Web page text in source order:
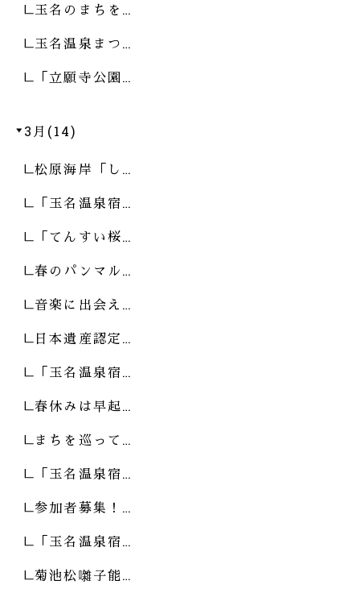
玉名のまちを…
玉名温泉まつ…
「立願寺公園…
3月(14)
松原海岸「し…
「玉名温泉宿…
「てんすい桜…
春のパンマル…
音楽に出会え…
日本遺産認定…
「玉名温泉宿…
春休みは早起…
まちを巡って…
「玉名温泉宿…
参加者募集！…
「玉名温泉宿…
菊池松囃子能…